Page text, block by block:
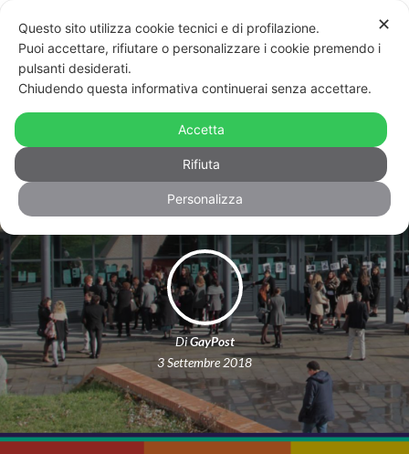
A Camerino nasce il corso per
diventare esperto in tutela delle
differenze
DiGayPost
3 Settembre 2018
✕
Questo sito utilizza cookie tecnici e di profilazione.
Puoi accettare, rifiutare o personalizzare i cookie premendo i
pulsanti desiderati.
Chiudendo questa informativa continuerai senza accettare.
Accetta
Rifiuta
Personalizza